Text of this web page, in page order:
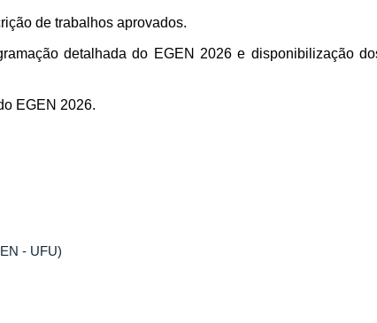
de trabalhos aprovados.
detalhada do EGEN 2026 e disponibilização
EGEN 2026.
- UFU)